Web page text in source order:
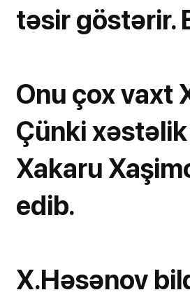
təsir göstərir.
Onu çox vaxt
Çünki
Xakaru
edib.
X.Həsənov